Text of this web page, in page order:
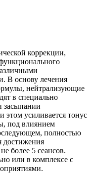
коррекции,
В основу лечения
нейтрализующие
в специально
засыпании
этом усиливается тонус
под влиянием
полностью
достижения
более 5 сеансов.
или в комплексе с